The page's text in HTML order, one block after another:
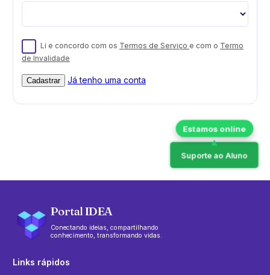
Li e concordo com os Termos de Serviço e com o Termo
de Invalidade
Cadastrar Já tenho uma conta
Suporte ao Aluno
Portal IDEA
Conectando ideias, compartilhando
conhecimento, transformando vidas.
Links rápidos